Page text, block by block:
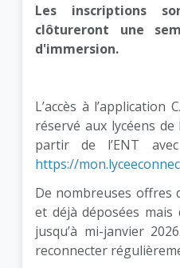
Les inscriptions
clôtureront une
d'immersion.
L’accès à l’application
réservé aux lycéens de
partir de l’ENT
https://
De nombreuses offres
et déjà déposées
jusqu’à mi-janvier
reconnecter